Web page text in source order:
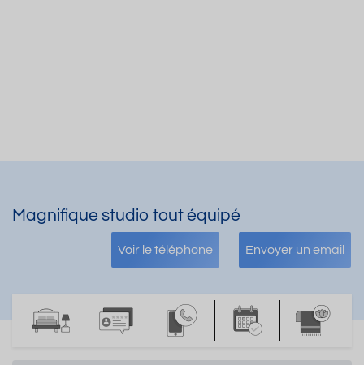
Magnifique studio tout équipé
Voir le téléphone Envoyer un email